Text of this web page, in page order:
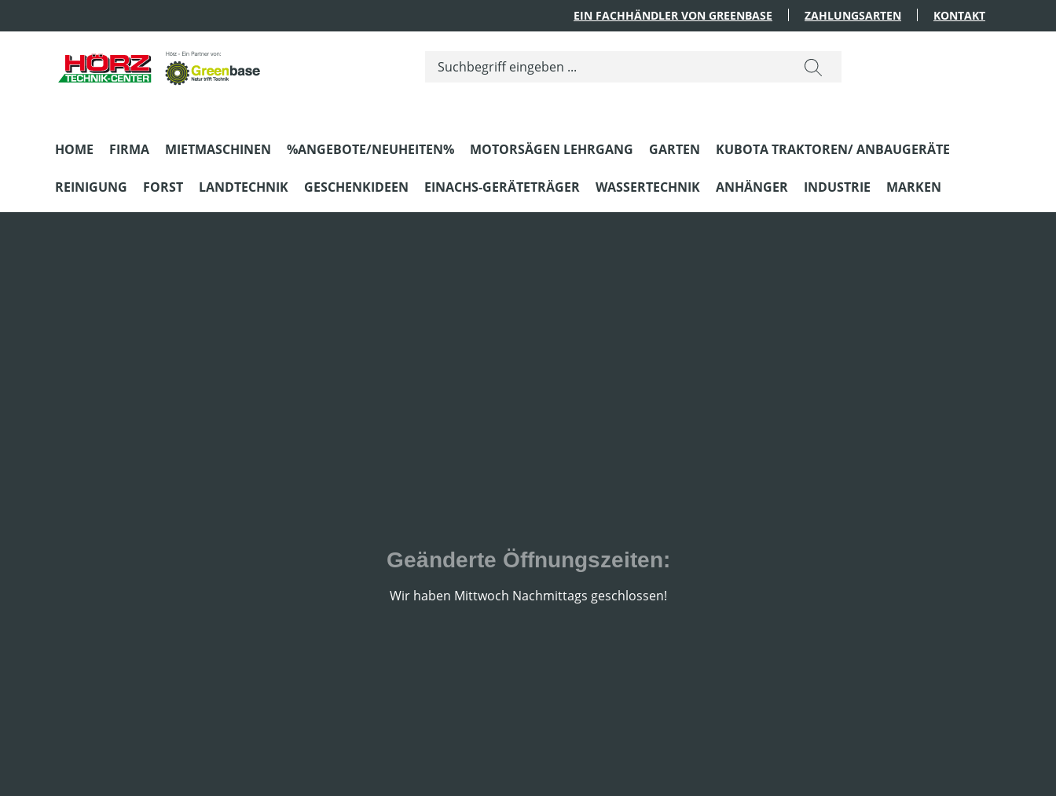
EIN FACHHÄNDLER VON GREENBASE ZAHLUNGSARTEN KONTAKT
HOME FIRMA MIETMASCHINEN %ANGEBOTE/NEUHEITEN% MOTORSÄGEN LEHRGANG GARTEN KUBOTA TRAKTOREN/ ANBAUGERÄTE
REINIGUNG FORST LANDTECHNIK GESCHENKIDEEN EINACHS-GERÄTETRÄGER WASSERTECHNIK ANHÄNGER INDUSTRIE MARKEN
Geänderte Öffnungszeiten:
Wir haben Mittwoch Nachmittags geschlossen!